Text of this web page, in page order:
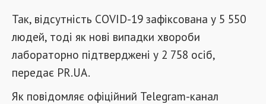
Так, відсутність COVID-19 зафіксована у 5 550
людей, тоді як нові випадки хвороби
лабораторно підтверджені у 2 758 осіб,
передає PR.UA.
Як повідомляє офіційний Telegram-канал